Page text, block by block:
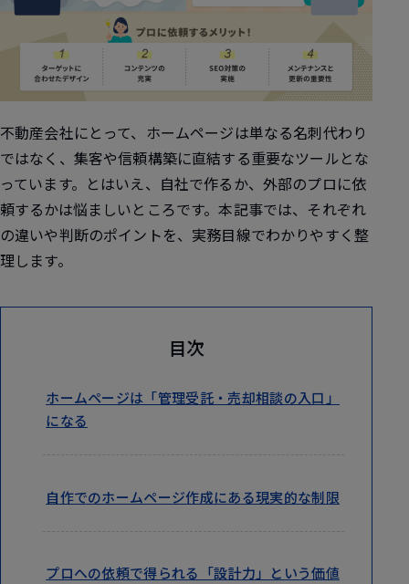
不動産会社にとって、ホームページは単なる名刺代わり
ではなく、集客や信頼構築に直結する重要なツールとな
っています。とはいえ、自社で作るか、外部のプロに依
頼するかは悩ましいところです。本記事では、それぞれ
の違いや判断のポイントを、実務目線でわかりやすく整
理します。
目次
ホームページは「管理受託・売却相談の入口」
になる
自作でのホームページ作成にある現実的な制限
プロへの依頼で得られる「設計力」という価値